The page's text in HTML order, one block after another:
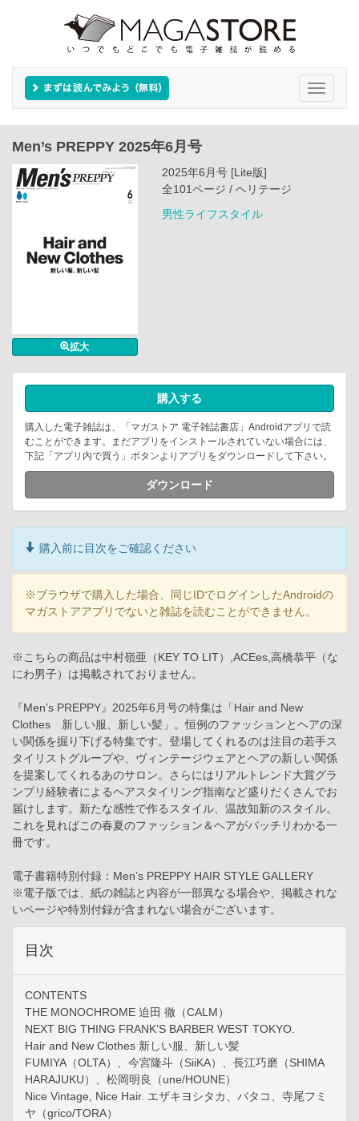
Toggle
Men’s PREPPY 2025年6月号
拡大
2025年6月号 [Lite版]
全101ページ / ヘリテージ
男性ライフスタイル
購入する
購入した電子雑誌は、「マガストア 電子雑誌書店」Androidアプリで読
むことができます。まだアプリをインストールされていない場合には、
下記「アプリ内で買う」ボタンよりアプリをダウンロードして下さい。
ダウンロード
購入前に目次をご確認ください
※ブラウザで購入した場合、同じIDでログインしたAndroidの
マガストアアプリでないと雑誌を読むことができません。
※こちらの商品は中村嶺亜（KEY TO LIT）,ACEes,高橋恭平（な
にわ男子）は掲載されておりません。
『Men’s PREPPY』2025年6月号の特集は「Hair and New
Clothes 新しい服、新しい髪」。恒例のファッションとヘアの深
い関係を掘り下げる特集です。登場してくれるのは注目の若手ス
タイリストグループや、ヴィンテージウェアとヘアの新しい関係
を提案してくれるあのサロン。さらにはリアルトレンド大賞グラ
ンプリ経験者によるヘアスタイリング指南など盛りだくさんでお
届けします。新たな感性で作るスタイル、温故知新のスタイル。
これを見ればこの春夏のファッション＆ヘアがバッチリわかる一
冊です。
電子書籍特別付録：Men’s PREPPY HAIR STYLE GALLERY
※電子版では、紙の雑誌と内容が一部異なる場合や、掲載されな
いページや特別付録が含まれない場合がございます。
目次
CONTENTS
THE MONOCHROME 迫田 徹（CALM）
NEXT BIG THING FRANK’S BARBER WEST TOKYO.
Hair and New Clothes 新しい服、新しい髪
FUMIYA（OLTA）、今宮隆斗（SiiKA）、長江巧磨（SHIMA
HARAJUKU）、松岡明良（une/HOUNE）
Nice Vintage, Nice Hair. エザキヨシタカ、バタコ、寺尾フミ
ヤ（grico/TORA）